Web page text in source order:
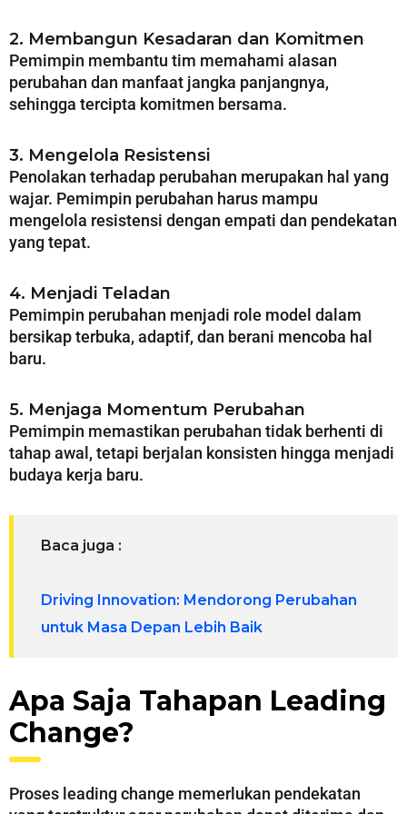
2. Membangun Kesadaran dan Komitmen
Pemimpin membantu tim memahami alasan
perubahan dan manfaat jangka panjangnya,
sehingga tercipta komitmen bersama.
3. Mengelola Resistensi
Penolakan terhadap perubahan merupakan hal yang
wajar. Pemimpin perubahan harus mampu
mengelola resistensi dengan empati dan pendekatan
yang tepat.
4. Menjadi Teladan
Pemimpin perubahan menjadi role model dalam
bersikap terbuka, adaptif, dan berani mencoba hal
baru.
5. Menjaga Momentum Perubahan
Pemimpin memastikan perubahan tidak berhenti di
tahap awal, tetapi berjalan konsisten hingga menjadi
budaya kerja baru.
Baca juga :
Drіvіng Innоvаtіоn: Mеndоrоng Pеrubаhаn
untuk Mаѕа Dераn Lеbіh Bаіk
Apa Saja Tahapan Leading
Change?
Proses leading change memerlukan pendekatan